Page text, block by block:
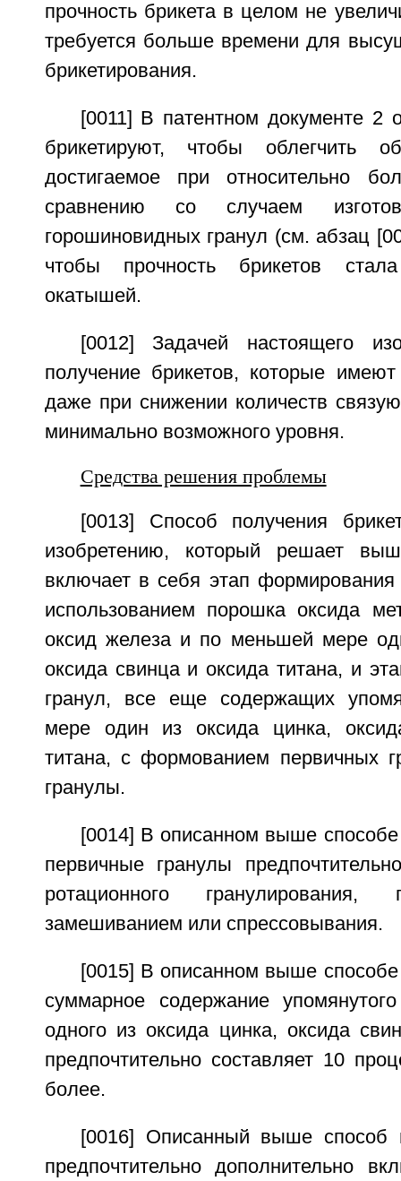
прочность брикета в целом не
требуется больше времени для
брикетирования.
[0011] В патентном документе 2
брикетируют, чтобы облегчить
достигаемое при относительно
сравнению со случаем
горошиновидных гранул (см. абзац
чтобы прочность брикетов
окатышей.
[0012] Задачей настоящего
получение брикетов, которые
даже при снижении количеств
минимально возможного уровня.
Средства решения проблемы
[0013] Способ получения
изобретению, который решает
включает в себя этап
использованием порошка оксида
оксид железа и по меньшей мере
оксида свинца и оксида титана, и
гранул, все еще содержащих
мере один из оксида цинка,
титана, с формованием первичных
гранулы.
[0014] В описанном выше способе
первичные гранулы
ротационного гранулирования,
замешиванием или спрессовывания.
[0015] В описанном выше способе
суммарное содержание
одного из оксида цинка, оксида
предпочтительно составляет 10
более.
[0016] Описанный выше способ
предпочтительно дополнительно